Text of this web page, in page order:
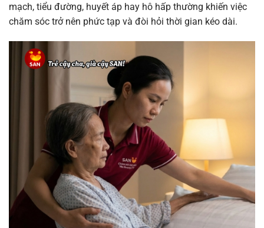
mạch, tiểu đường, huyết áp hay hô hấp thường khiến việc
chăm sóc trở nên phức tạp và đòi hỏi thời gian kéo dài.